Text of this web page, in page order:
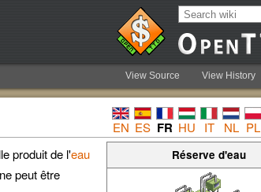
View Source View History
EN ES FR HU IT NL PL
Réserve d'eau
produit de l'eau
peut être